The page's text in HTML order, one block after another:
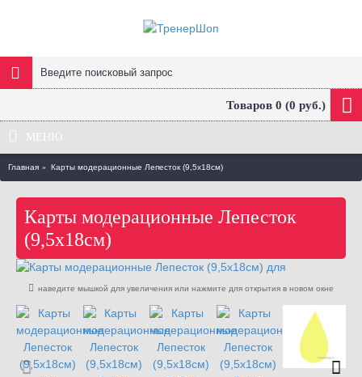
Товаров 0 (0 руб.)
МЕНЮ
Главная Карты модерационные Лепесток (9,5х18см)
Карты модерационные Лепесток
(9,5х18см)
наведите мышкой для увеличения или нажмите для открытия в новом окне